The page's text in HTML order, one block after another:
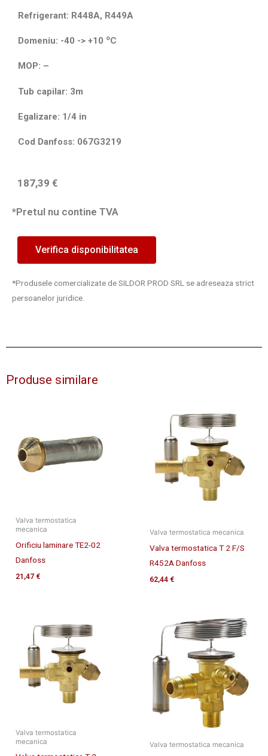
Refrigerant: R448A, R449A
Domeniu: -40 -> +10 oC
MOP: –
Tub capilar: 3m
Egalizare: 1/4 in
Cod Danfoss: 067G3219
187,39 €
*Pretul nu contine TVA
Verifica disponibilitatea
*Produsele comercializate de SILDOR PROD SRL se adreseaza strict
persoanelor juridice.
Produse similare
Valva termostatica
mecanica
Orificiu laminare TE2-02
Danfoss
21,47 €
Valva termostatica mecanica
Valva termostatica T 2 F/S
R452A Danfoss
62,44 €
Valva termostatica
mecanica
Valva termostatica mecanica